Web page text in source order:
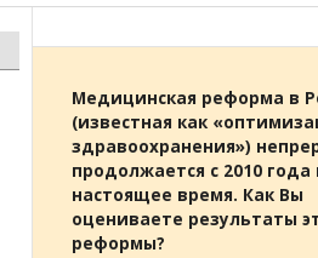
Медицинская реформа в
(известная как
здравоохранения»)
продолжается с 2010 года
настоящее время. Как Вы
оцениваете результаты
реформы?